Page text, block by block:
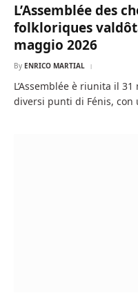
L’Assemblée des
folkloriques
maggio 2026
By ENRICO MARTIAL
L’Assemblée è riunita il
diversi punti di Fénis,